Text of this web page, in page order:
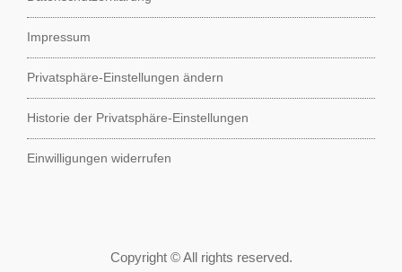
Impressum
Privatsphäre-Einstellungen ändern
Historie der Privatsphäre-Einstellungen
Einwilligungen widerrufen
Copyright © All rights reserved.